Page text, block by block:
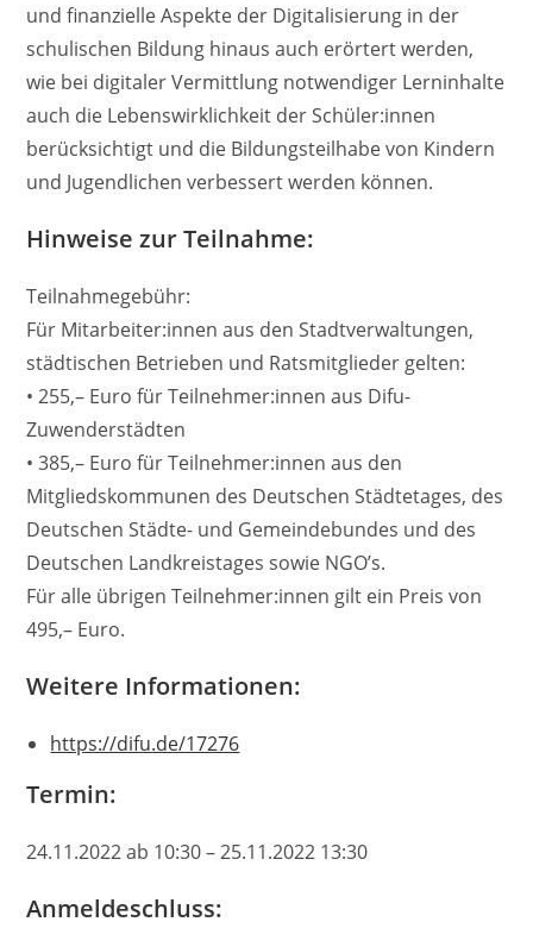
und finanzielle Aspekte der Digitalisierung in der
schulischen Bildung hinaus auch erörtert werden,
wie bei digitaler Vermittlung notwendiger Lerninhalte
auch die Lebenswirklichkeit der Schüler:innen
berücksichtigt und die Bildungsteilhabe von Kindern
und Jugendlichen verbessert werden können.
Hinweise zur Teilnahme:
Teilnahmegebühr:
Für Mitarbeiter:innen aus den Stadtverwaltungen,
städtischen Betrieben und Ratsmitglieder gelten:
• 255,– Euro für Teilnehmer:innen aus Difu-
Zuwenderstädten
• 385,– Euro für Teilnehmer:innen aus den
Mitgliedskommunen des Deutschen Städtetages, des
Deutschen Städte- und Gemeindebundes und des
Deutschen Landkreistages sowie NGO’s.
Für alle übrigen Teilnehmer:innen gilt ein Preis von
495,– Euro.
Weitere Informationen:
https://difu.de/17276
Termin:
24.11.2022 ab 10:30 – 25.11.2022 13:30
Anmeldeschluss: